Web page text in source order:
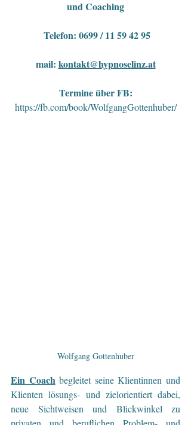
und Coaching
Telefon: 0699 / 11 59 42 95
mail: kontakt@hypnoselinz.at
Termine über FB:
https://fb.com/book/WolfgangGottenhuber/
Wolfgang Gottenhuber
Ein Coach begleitet seine Klientinnen und
Klienten lösungs- und zielorientiert dabei,
neue Sichtweisen und Blickwinkel zu